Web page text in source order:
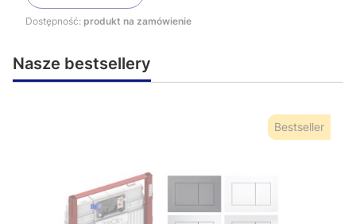
Dostępność: produkt na zamówienie
Nasze bestsellery
Bestseller